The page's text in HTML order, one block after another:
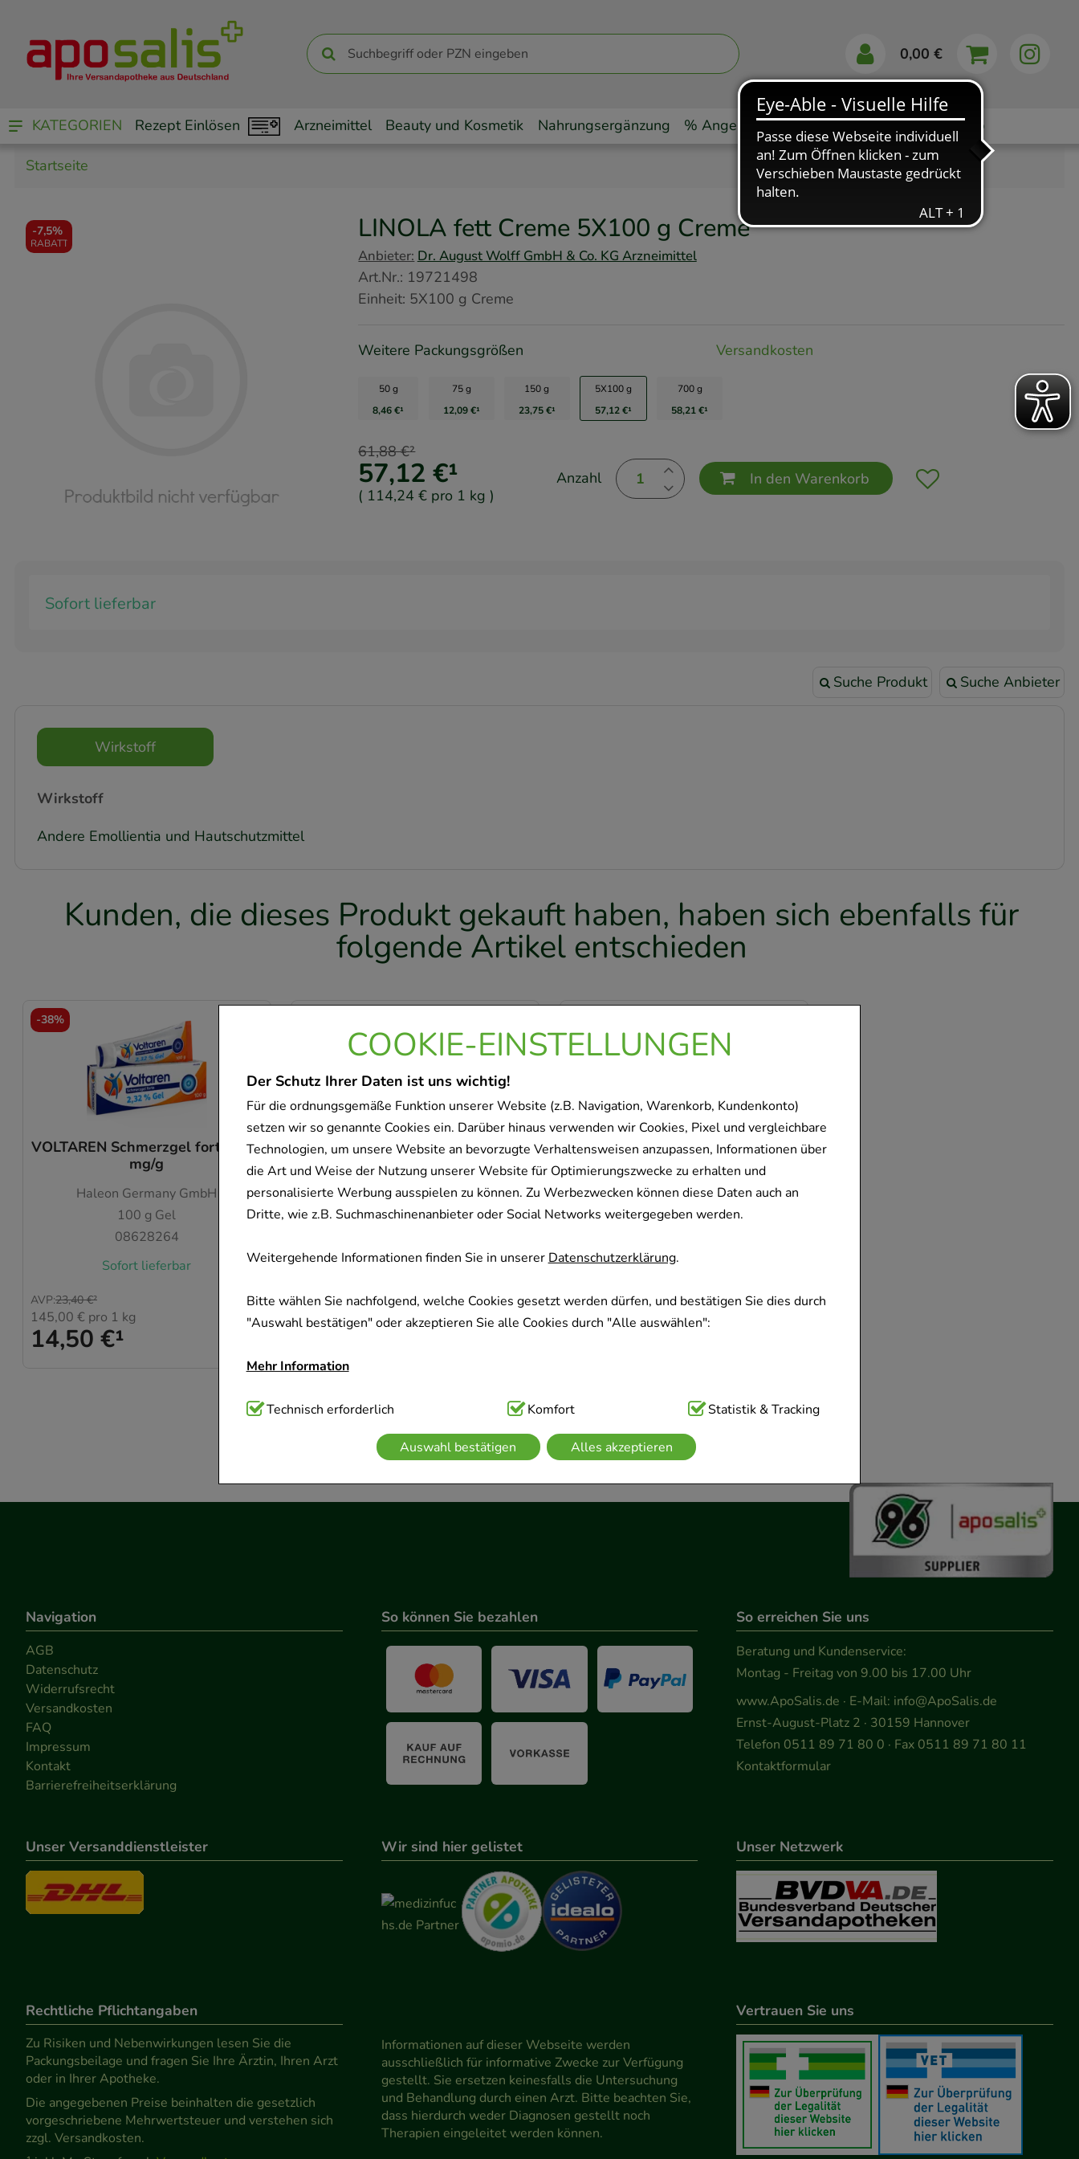
COOKIE-EINSTELLUNGEN
Der Schutz Ihrer Daten ist uns wichtig!
Für die ordnungsgemäße Funktion unserer Website (z.B. Navigation, Warenkorb, Kundenkonto)
setzen wir so genannte Cookies ein. Darüber hinaus verwenden wir Cookies, Pixel und vergleichbare
Technologien, um unsere Website an bevorzugte Verhaltensweisen anzupassen, Informationen über
die Art und Weise der Nutzung unserer Website für Optimierungszwecke zu erhalten und
personalisierte Werbung ausspielen zu können. Zu Werbezwecken können diese Daten auch an
Dritte, wie z.B. Suchmaschinenanbieter oder Social Networks weitergegeben werden.
Weitergehende Informationen finden Sie in unsererDatenschutzerklärung.
Bitte wählen Sie nachfolgend, welche Cookies gesetzt werden dürfen, und bestätigen Sie dies durch
"Auswahl bestätigen" oder akzeptieren Sie alle Cookies durch "Alle auswählen":
Mehr Information
Technisch Notwendig:Hierbei handelt es sich um Cookies, die für die Grundfunktionen unserer
Website notwendig sind (z.B. Navigation, Warenkorb, Kundenkonto), weshalb auf diese nicht
verzichtet werden kann.
unserer Website sammeln, mit deren Hilfe wir unsere Website weiter für Sie optimieren können,
den Inhalt auf unserer Website aber auch die Werbung auf Drittseiten möglichst relevant für Sie zu
gestalten. Bitte beachten Sie, dass Daten hierfür teilweise an Dritte wie z.B. Google oder soziale
Technisch erforderlich Komfort Statistik & Tracking
Auswahl bestätigen Alles akzeptieren
0,00 €
KATEGORIEN Rezept Einlösen Arzneimittel Beauty und Kosmetik Nahrungsergänzung % Angebote Markenshops Ratgeber App
Startseite
-7,5%
RABATT LINOLA fett Creme 5X100 g Creme
Anbieter: Dr. August Wolff GmbH & Co. KG Arzneimittel
Art.Nr.: 19721498
Einheit: 5X100 g Creme
Weitere Packungsgrößen Versandkosten
50 g
8,46 €¹
75 g
12,09 €¹
150 g
23,75 €¹
5X100 g
57,12 €¹
700 g
58,21 €¹
57,12 €¹
61,88 €²
( 114,24 € pro 1 kg )
Anzahl In den Warenkorb
Sofort lieferbar
Suche Produkt Suche Anbieter
Wirkstoff
Wirkstoff
Andere Emollientia und Hautschutzmittel
Kunden, die dieses Produkt gekauft haben, haben sich ebenfalls für
folgende Artikel entschieden
VOLTAREN Schmerzgel forte 23,2
mg/g
Haleon Germany GmbH
100 g Gel
08628264
Sofort lieferbar
14,50 €¹
AVP:23,40 €²
145,00 € pro 1 kg
-38%
ROCHE-POSAY Dermallergo
Nachtcreme
L'Oreal Deutschland GmbH
40mlCreme
Sofort lieferbar
16,90 €
AVP 27,50 €²
422,50 €pro 1 l
SINUPRET forte überzogene
Tabletten
Bionorica SE
50StTabletten, überzogen
Sofort lieferbar
AVP:28,45 €²
0,42 € pro 1 Stk
Navigation
AGB
Datenschutz
Widerrufsrecht
Versandkosten
FAQ
Impressum
Kontakt
Barrierefreiheitserklärung
So können Sie bezahlen So erreichen Sie uns
Beratung und Kundenservice:
Montag - Freitag von 9.00 bis 17.00 Uhr
www.ApoSalis.de · E-Mail: info@ApoSalis.de
Ernst-August-Platz 2 · 30159 Hannover
Telefon 0511 89 71 80 0 · Fax 0511 89 71 80 11
Kontaktformular
Unser Versanddienstleister Wir sind hier gelistet Unser Netzwerk
Rechtliche Pflichtangaben
Zu Risiken und Nebenwirkungen lesen Sie die
Packungsbeilage und fragen Sie Ihre Ärztin, Ihren Arzt
oder in Ihrer Apotheke.
Die angegebenen Preise beinhalten die gesetzlich
vorgeschriebene Mehrwertsteuer und verstehen sich
zzgl. Versandkosten.
Informationen auf dieser Webseite werden
ausschließlich für informative Zwecke zur Verfügung
gestellt. Sie ersetzen keinesfalls die Untersuchung
und Behandlung durch einen Arzt. Bitte beachten Sie,
dass hierdurch weder Diagnosen gestellt noch
Therapien eingeleitet werden können.
Vertrauen Sie uns